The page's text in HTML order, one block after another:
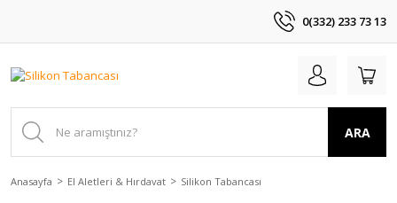
0(332) 233 73 13
ARA
Anasayfa El Aletleri & Hırdavat Silikon Tabancası